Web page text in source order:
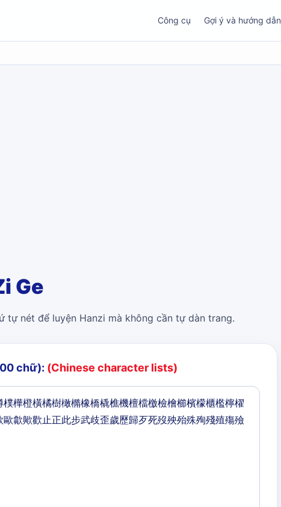
Công cụ Gợi ý và hướng dẫn
Ge
tự nét để luyện Hanzi mà không cần tự dàn trang.
chữ): (Chinese character lists)